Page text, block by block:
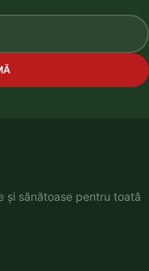
și sănătoase pentru toată